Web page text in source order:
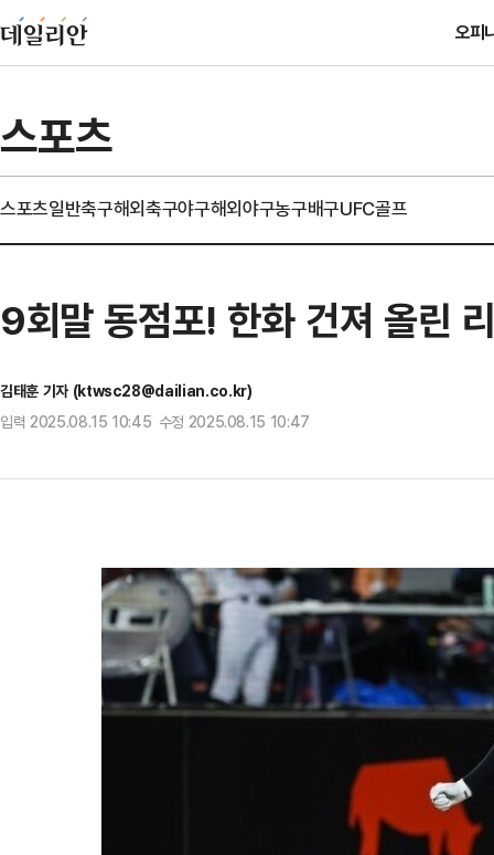
오피
스포츠
스포츠일반축구해외축구야구해외야구농구배구UFC골프
9회말 동점포! 한화 건져 올린
김태훈 기자 (ktwsc28@dailian.co.kr)
입력 2025.08.15 10:45 수정 2025.08.15 10:47